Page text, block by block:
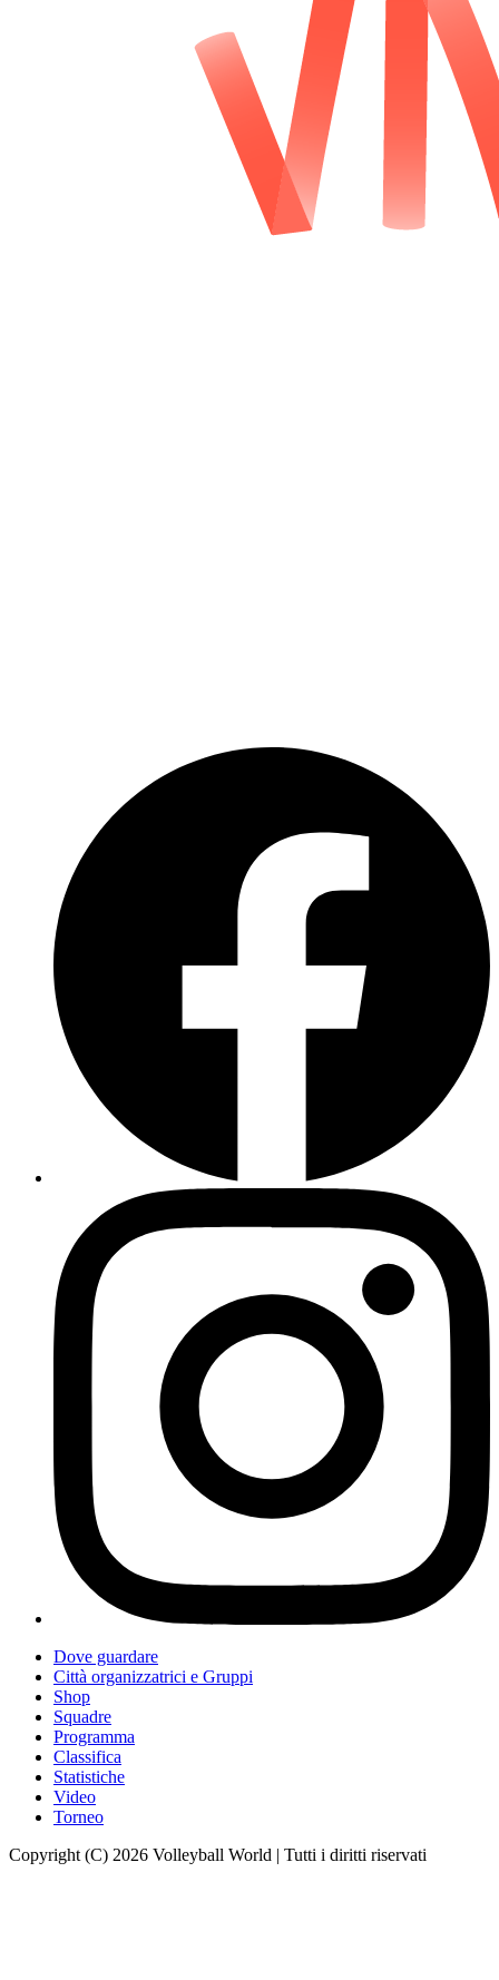
Dove guardare
Città organizzatrici e Gruppi
Shop
Squadre
Programma
Classifica
Statistiche
Video
Torneo
Copyright (C) 2026 Volleyball World | Tutti i diritti riservati